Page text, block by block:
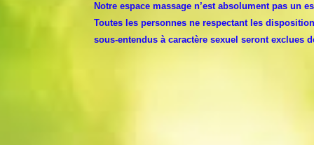
Notre espace massage n’est absolument pas un
Toutes les personnes ne respectant les
sous-entendus à caractère sexuel seront exclues